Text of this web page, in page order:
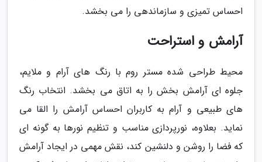
احساس تمیزی و سازماندهی را می بخشد.
آرامش و استراحت
محیط طراحی شده مستر روم با رنگ های آرام و ملایم،
جلوه ای آرامش بخش را به اتاق می بخشد. انتخاب رنگ
های طبیعی و آرام به کاربران احساس آرامش را القا می
نماید. بعلاوه، نورپردازی مناسب و تنظیم نورها به گونه ای
که فضا را روشن و دلنشین کند، نقش مهمی در ایجاد آرامش